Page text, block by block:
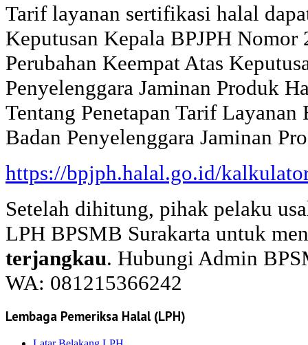
Tarif layanan sertifikasi halal
Keputusan Kepala BPJPH Nomor
Perubahan Keempat Atas
Penyelenggara Jaminan Produk
Tentang Penetapan Tarif
Badan Penyelenggara Jaminan
https://bpjph.halal.go.id/
Setelah dihitung, pihak pelaku
LPH BPSMB Surakarta untuk
terjangkau. Hubungi Admin
WA: 081215366242
Lembaga Pemeriksa Halal (LPH)